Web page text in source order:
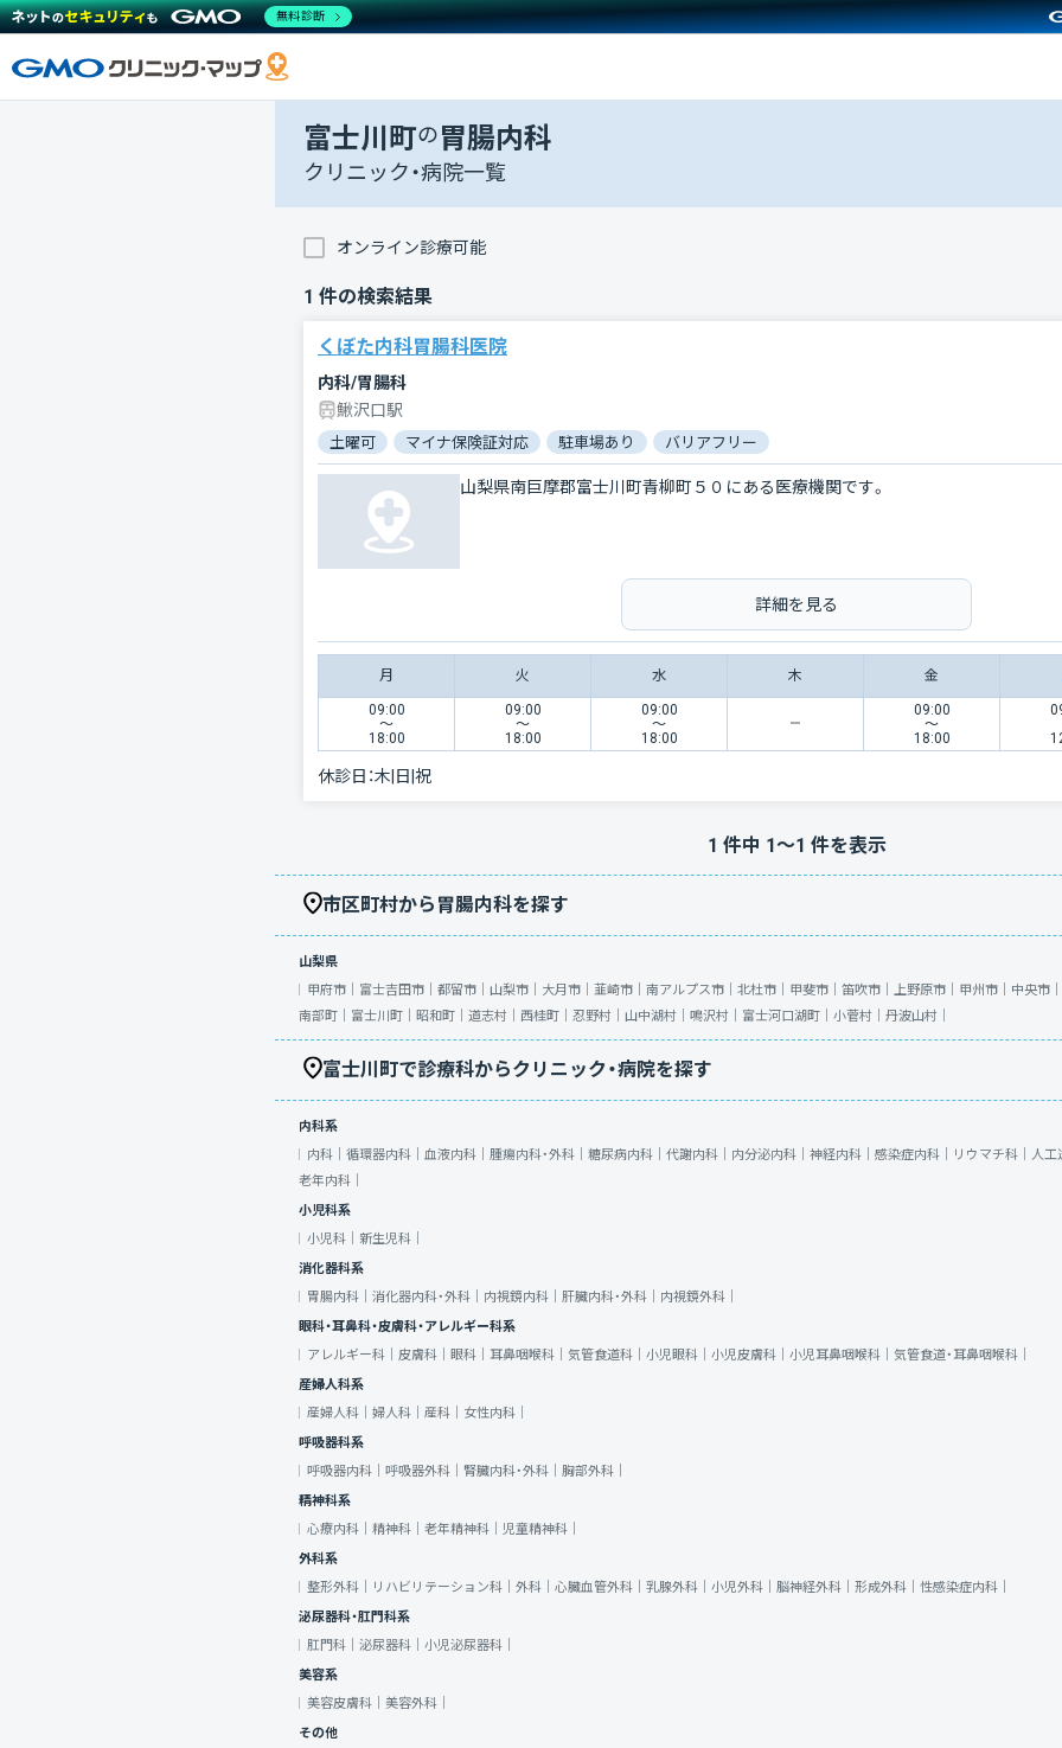
富士川町の胃腸内科
クリニック・病院一覧
オンライン診療可能
1 件の検索結果
くぼた内科胃腸科医院
内科/胃腸科
鰍沢口駅
土曜可 マイナ保険証対応 駐車場あり バリアフリー
山梨県南巨摩郡富士川町青柳町５０にある医療機関です。
詳細を見る
月 火 水 木 金
09:00
〜
18:00
09:00
〜
18:00
09:00
〜
18:00
09:00
〜
18:00
休診日：木|日|祝
1 件中 1〜1 件を表示
市区町村から胃腸内科を探す
山梨県
甲府市｜ 富士吉田市｜ 都留市｜ 山梨市｜ 大月市｜ 韮崎市｜ 南アルプス市｜ 北杜市｜ 甲斐市｜ 笛吹市｜ 上野原市｜ 甲州市｜ 中央市｜
南部町｜ 富士川町｜ 昭和町｜ 道志村｜ 西桂町｜ 忍野村｜ 山中湖村｜ 鳴沢村｜ 富士河口湖町｜ 小菅村｜ 丹波山村｜
富士川町で診療科からクリニック・病院を探す
内科系
内科｜ 循環器内科｜ 血液内科｜ 腫瘍内科・外科｜ 糖尿病内科｜ 代謝内科｜ 内分泌内科｜ 神経内科｜ 感染症内科｜ リウマチ科｜ 人工
老年内科｜
小児科系
小児科｜ 新生児科｜
消化器科系
胃腸内科｜ 消化器内科・外科｜ 内視鏡内科｜ 肝臓内科・外科｜ 内視鏡外科｜
眼科・耳鼻科・皮膚科・アレルギー科系
アレルギー科｜ 皮膚科｜ 眼科｜ 耳鼻咽喉科｜ 気管食道科｜ 小児眼科｜ 小児皮膚科｜ 小児耳鼻咽喉科｜ 気管食道・耳鼻咽喉科｜
産婦人科系
産婦人科｜ 婦人科｜ 産科｜ 女性内科｜
呼吸器科系
呼吸器内科｜ 呼吸器外科｜ 腎臓内科・外科｜ 胸部外科｜
精神科系
心療内科｜ 精神科｜ 老年精神科｜ 児童精神科｜
外科系
整形外科｜
リハビリテーション科｜ 外科｜ 心臓血管外科｜ 乳腺外科｜ 小児外科｜ 脳神経外科｜ 形成外科｜ 性感染症内科｜
泌尿器科・肛門科系
肛門科｜ 泌尿器科｜ 小児泌尿器科｜
美容系
美容皮膚科｜ 美容外科｜
その他
無料診断